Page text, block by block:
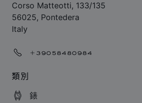
Corso Matteotti, 133/135
56025, Pontedera
Italy
+39058480984
類別
錶